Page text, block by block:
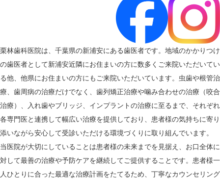
栗林歯科医院は、千葉県の新浦安にある歯医者です。地域のかかりつけ
の歯医者として新浦安近隣にお住まいの方に数多くご来院いただいてい
る他、他県にお住まいの方にもご来院いただいています。虫歯や根管治
療、歯周病の治療だけでなく、歯列矯正治療や噛み合わせの治療（咬合
治療）、入れ歯やブリッジ、インプラントの治療に至るまで、それぞれ
各専門医と連携して幅広い治療を提供しており、患者様の気持ちに寄り
添いながら安心して受診いただける環境づくりに取り組んでいます。
当医院が大切にしていることは患者様の未来までを見据え、お口全体に
対して最善の治療や予防ケアを継続してご提供することです。患者様一
人ひとりに合った最適な治療計画をたてるため、丁寧なカウンセリング